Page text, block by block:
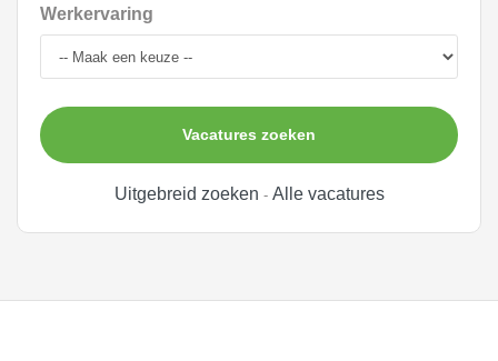
Werkervaring
Vacatures zoeken
Uitgebreid zoeken - Alle vacatures